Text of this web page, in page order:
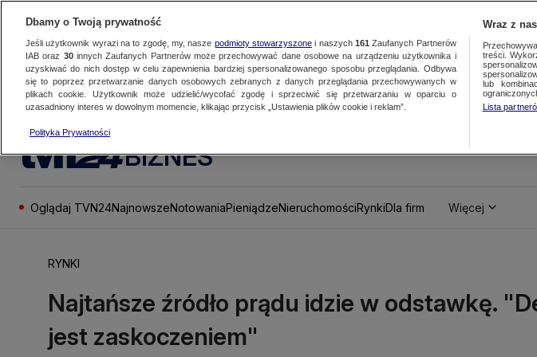
BIZNES
Oglądaj TVN24NajnowszeNotowaniaPieniądzeNieruchomościRynkiDla firm Więcej
RYNKI
Najtańsze źródło prądu idzie w odstawkę.
jest zaskoczeniem"
Dbamy o Twoją prywatność
Jeśli użytkownik wyrazi na to zgodę, my, nasze podmioty stowarzyszonei naszych 161 Zaufanych Partnerów
IAB oraz 30innych Zaufanych Partnerów może przechowywać dane osobowe na urządzeniu użytkownika i
uzyskiwać do nich dostęp w celu zapewnienia bardziej spersonalizowanego sposobu przeglądania. Odbywa
się to poprzez przetwarzanie danych osobowych zebranych z danych przeglądania przechowywanych w
plikach cookie. Użytkownik może udzielić/wycofać zgodę i sprzeciwić się przetwarzaniu w oparciu o
uzasadniony interes w dowolnym momencie, klikając przycisk „Ustawienia plików cookie i reklam”.
Polityka Prywatności
Wraz z
treści.
lub
Lista